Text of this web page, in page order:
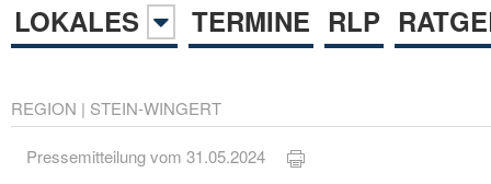
LOKALES
TERMINE RLP
REGION | STEIN-WINGERT
Pressemitteilung vom 31.05.2024